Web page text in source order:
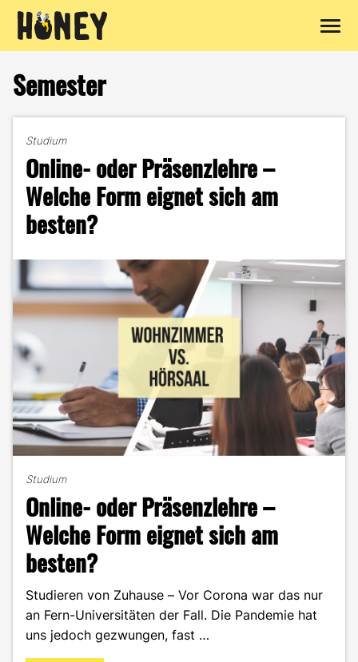
Inhalt
springen
Semester
Studium
Online- oder Präsenzlehre –
Welche Form eignet sich am
besten?
Studium
Online- oder Präsenzlehre –
Welche Form eignet sich am
besten?
Studieren von Zuhause – Vor Corona war das nur
an Fern-Universitäten der Fall. Die Pandemie hat
uns jedoch gezwungen, fast …